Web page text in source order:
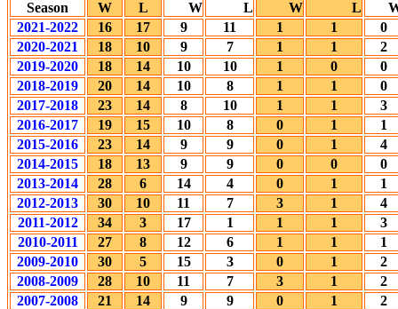
Season W L W L W L
2021-2022
16 17 9 11 1 1
0
2020-2021
18 10 9 7 1 1
2
2019-2020
18 14 10 10 1 0
0
2018-2019
20 14 10 8 1 1
0
2017-2018
23 14 8 10 1 1
3
2016-2017
19 15 10 8 0 1
1
2015-2016
23 14 9 9 0 1
4
2014-2015
18 13 9 9 0 0
0
2013-2014
28 6 14 4 0 1
1
2012-2013
30 10 11 7 3 1
4
2011-2012
34 3 17 1 1 1
3
2010-2011
27 8 12 6 1 1
1
2009-2010
30 5 15 3 0 1
2
2008-2009
28 10 11 7 3 1
2
2007-2008
21 14 9 9 0 1
2